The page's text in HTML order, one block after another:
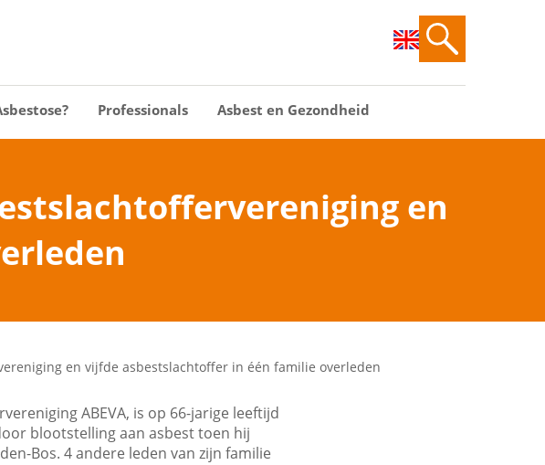
Professionals Asbest en Gezondheid
en
en vijfde asbestslachtoffer in één familie overleden
ABEVA, is op 66-jarige leeftijd
blootstelling aan asbest toen hij
Bos. 4 andere leden van zijn familie